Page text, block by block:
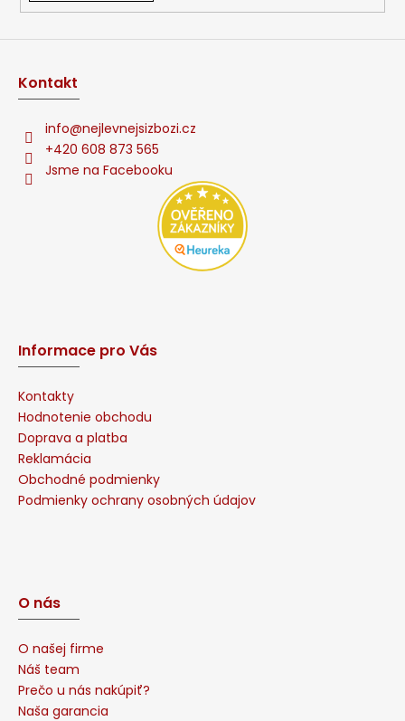
Kontakt
info@nejlevnejsizbozi.cz
+420 608 873 565
Jsme na Facebooku
Informace pro Vás
Kontakty
Hodnotenie obchodu
Doprava a platba
Reklamácia
Obchodné podmienky
Podmienky ochrany osobných údajov
O nás
O našej firme
Náš team
Prečo u nás nakúpiť?
Naša garancia